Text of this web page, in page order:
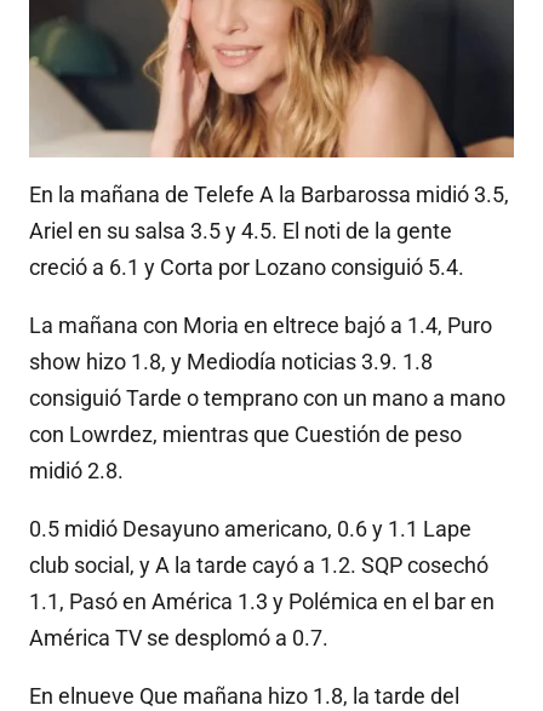
En la mañana de Telefe A la Barbarossa midió 3.5,
Ariel en su salsa 3.5 y 4.5. El noti de la gente
creció a 6.1 y Corta por Lozano consiguió 5.4.
La mañana con Moria en eltrece bajó a 1.4, Puro
show hizo 1.8, y Mediodía noticias 3.9. 1.8
consiguió Tarde o temprano con un mano a mano
con Lowrdez, mientras que Cuestión de peso
midió 2.8.
0.5 midió Desayuno americano, 0.6 y 1.1 Lape
club social, y A la tarde cayó a 1.2. SQP cosechó
1.1, Pasó en América 1.3 y Polémica en el bar en
América TV se desplomó a 0.7.
En elnueve Que mañana hizo 1.8, la tarde del